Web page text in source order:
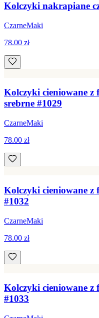
Kolczyki nakrapiane
CzarneMaki
78.00 zł
Kolczyki cieniowane z
srebrne #1029
CzarneMaki
78.00 zł
Kolczyki cieniowane z
#1032
CzarneMaki
78.00 zł
Kolczyki cieniowane z
#1033